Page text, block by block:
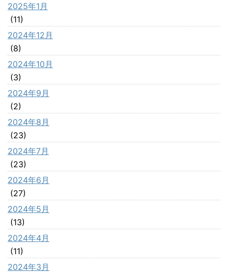
2025年1月
(11)
2024年12月
(8)
2024年10月
(3)
2024年9月
(2)
2024年8月
(23)
2024年7月
(23)
2024年6月
(27)
2024年5月
(13)
2024年4月
(11)
2024年3月